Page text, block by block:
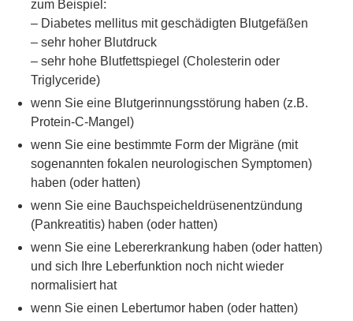
zum Beispiel:
– Diabetes mellitus mit geschädigten Blutgefäßen
– sehr hoher Blutdruck
– sehr hohe Blutfettspiegel (Cholesterin oder
Triglyceride)
wenn Sie eine Blutgerinnungsstörung haben (z.B.
Protein-C-Mangel)
wenn Sie eine bestimmte Form der Migräne (mit
sogenannten fokalen neurologischen Symptomen)
haben (oder hatten)
wenn Sie eine Bauchspeicheldrüsenentzündung
(Pankreatitis) haben (oder hatten)
wenn Sie eine Lebererkrankung haben (oder hatten)
und sich Ihre Leberfunktion noch nicht wieder
normalisiert hat
wenn Sie einen Lebertumor haben (oder hatten)